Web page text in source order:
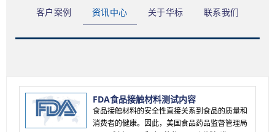
客户案例 资讯中心 关于华标 联系我们
FDA食品接触材料测试内容
食品接触材料的安全性直接关系到食品的质量和
消费者的健康。因此，美国食品药品监督管理局